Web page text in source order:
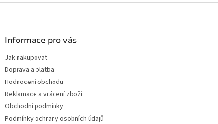
l
Informace pro vás
Jak nakupovat
Doprava a platba
Hodnocení obchodu
Reklamace a vrácení zboží
Obchodní podmínky
Podmínky ochrany osobních údajů